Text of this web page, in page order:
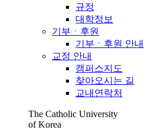
규정
대학정보
기부ㆍ후원
기부ㆍ후원 안내
교정 안내
캠퍼스지도
찾아오시는 길
교내연락처
The Catholic University
of Korea